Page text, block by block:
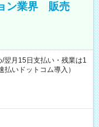
ン業界 販売
月15日支払い・残業は1
いドットコム導入）